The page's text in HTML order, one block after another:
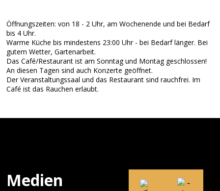
Öffnungszeiten: von 18 - 2 Uhr, am Wochenende und bei Bedarf
bis 4 Uhr.
Warme Küche bis mindestens 23:00 Uhr - bei Bedarf länger. Bei
gutem Wetter, Gartenarbeit.
Das Café/Restaurant ist am Sonntag und Montag geschlossen!
An diesen Tagen sind auch Konzerte geöffnet.
Der Veranstaltungssaal und das Restaurant sind rauchfrei. Im
Café ist das Rauchen erlaubt.
Medien